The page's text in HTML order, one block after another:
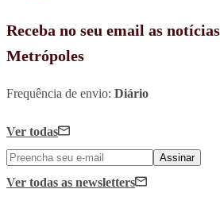
Receba no seu email as
Metrópoles
Frequência de envio: Diário
Ver todas
Assinar
Ver todas as newsletters